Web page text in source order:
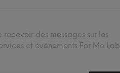
recevoir des messages sur les
et événements For Me